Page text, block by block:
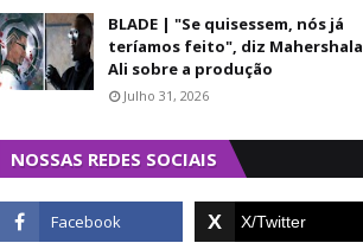
BLADE | "Se quisessem, nós já
teríamos feito", diz Mahershala
Ali sobre a produção
Julho 31, 2026
NOSSAS REDES SOCIAIS